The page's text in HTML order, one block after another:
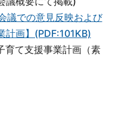
議での意見反映および
計画】(PDF:101KB)
育て支援事業計画（素